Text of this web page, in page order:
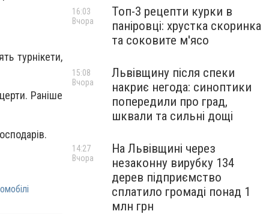
турнікети,
Раніше
Топ-3 рецепти курки в
паніровці: хрустка скоринка
та соковите м'ясо
16:03
Вчора
Львівщину після спеки
накриє негода: синоптики
попередили про град,
шквали та сильні дощі
15:08
Вчора
На Львівщині через
незаконну вирубку 134
дерев підприємство
сплатило громаді понад 1
млн грн
14:27
Вчора